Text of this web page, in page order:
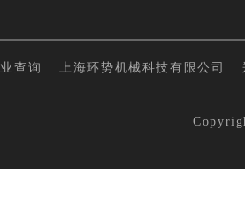
查询 上海环势机械科技有限公司